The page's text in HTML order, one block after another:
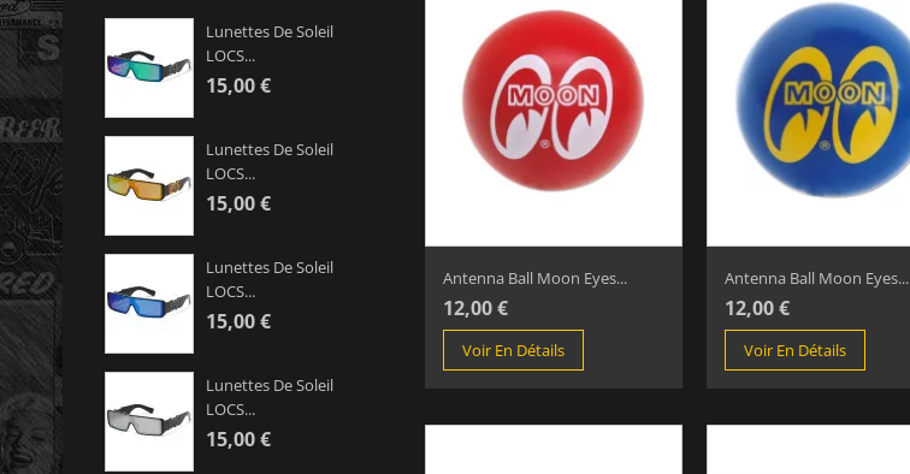
Lunettes De Soleil
LOCS...
15,00 €
Lunettes De Soleil
LOCS...
15,00 €
Lunettes De Soleil
LOCS...
15,00 €
Lunettes De Soleil
LOCS...
15,00 €
Antenna Ball Moon Eyes...
12,00 €
Voir En Détails
Antenna Ball Moon Eyes...
12,00 €
Voir En Détails